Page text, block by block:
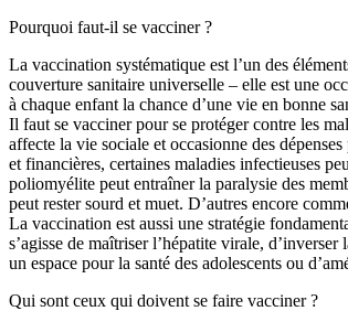
Pourquoi faut-il se vacciner ?
La vaccination systématique est l’un des
couverture sanitaire universelle – elle est une
à chaque enfant la chance d’une vie en bonne
Il faut se vacciner pour se protéger contre les
affecte la vie sociale et occasionne des
et financières, certaines maladies infectieuses
poliomyélite peut entraîner la paralysie des
peut rester sourd et muet. D’autres encore
La vaccination est aussi une stratégie
s’agisse de maîtriser l’hépatite virale,
un espace pour la santé des adolescents ou
Qui sont ceux qui doivent se faire vacciner ?